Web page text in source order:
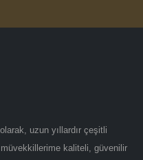
uzun yıllardır çeşitli
kaliteli, güvenilir